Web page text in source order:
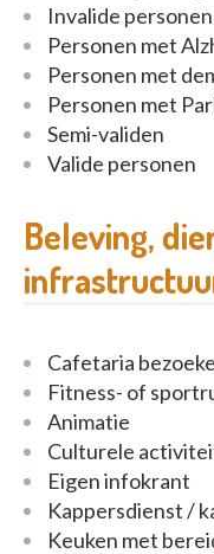
Invalide personen
Personen met
Personen met
Personen met
Semi-validen
Valide personen
Beleving,
Cafetaria
Fitness- of
Animatie
Culturele
Eigen infokrant
Kappersdienst /
Keuken met